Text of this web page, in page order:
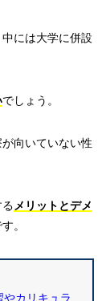
には大学に併設
でしょう。
向いていない性
メリットとデメ
。
カリキュラ